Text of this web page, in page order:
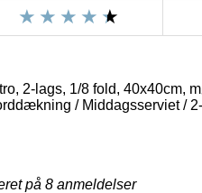
2-lags, 1/8 fold, 40x40cm,
/ Middagsserviet /
på 8 anmeldelser